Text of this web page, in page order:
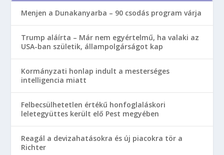
Menjen a Dunakanyarba – 90 csodás program várja
Trump aláírta – Már nem egyértelmű, ha valaki az
USA-ban születik, állampolgárságot kap
Kormányzati honlap indult a mesterséges
intelligencia miatt
Felbecsülhetetlen értékű honfoglaláskori
leletegyüttes került elő Pest megyében
Reagál a devizahatásokra és új piacokra tör a
Richter